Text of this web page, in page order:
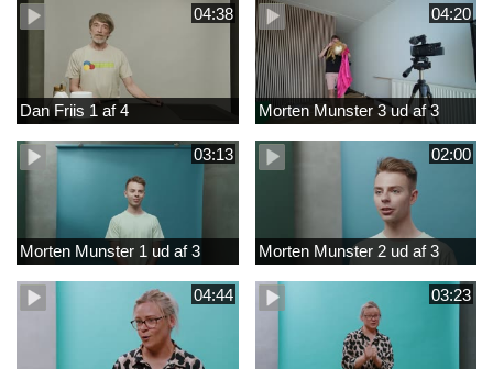
04:38
Dan Friis 1 af 4
04:20
Morten Munster 3 ud af 3
03:13
Morten Munster 1 ud af 3
02:00
Morten Munster 2 ud af 3
04:44 03:23